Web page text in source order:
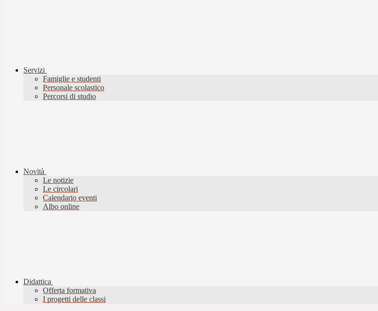
Servizi
Famiglie e studenti
Personale scolastico
Percorsi di studio
Novità
Le notizie
Le circolari
Calendario eventi
Albo online
Didattica
Offerta formativa
I progetti delle classi